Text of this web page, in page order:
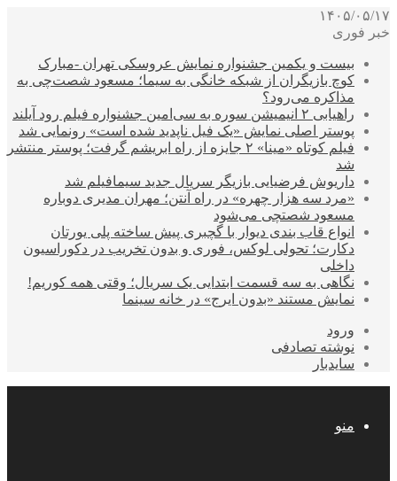
۱۴۰۵/۰۵/۱۷
خبر فوری
بیست و یکمین جشنواره نمایش عروسکی تهران -مبارک
کوچ بازیگران از شبکه خانگی به سیما؛ مسعود شصت‌چی به
مذاکره می‌رود؟
راهیابی ۲ انیمیشن سوره به سی‌امین جشنواره فیلم رود آیلند
پوستر اصلی نمایش «یک فیل ناپدید شده است» رونمایی شد
فیلم کوتاه «مینا» ۲ جایزه از راه ابریشم گرفت؛ پوستر منتشر
شد
داریوش فرضیایی بازیگر سریال جدید سیمافیلم شد
«مرد سه هزار چهره» در راه آنتن؛ مهران مدیری دوباره
مسعود شصتچی می‌شود
انواع قاب بندی دیوار با گچبری پیش ساخته پلی یورتان
دکارت؛ تحولی لوکس، فوری و بدون تخریب در دکوراسیون
داخلی
نگاهی به سه قسمت ابتدایی یک سریال؛ وقتی همه کوریم!
نمایش مستند «بدون ایرج» در خانه سینما
ورود
نوشته تصادفی
سایدبار
منو